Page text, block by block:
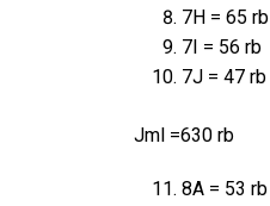
7H = 65 rb
7I = 56 rb
7J = 47 rb
Jml =630 rb
8A = 53 rb